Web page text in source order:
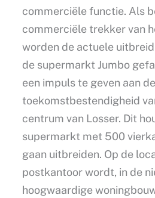
commerciële functie. Als
commerciële trekker van
worden de actuele
de supermarkt Jumbo
een impuls te geven aan
toekomstbestendigheid
centrum van Losser. Dit
supermarkt met 500
gaan uitbreiden. Op de
postkantoor wordt, in de
hoogwaardige